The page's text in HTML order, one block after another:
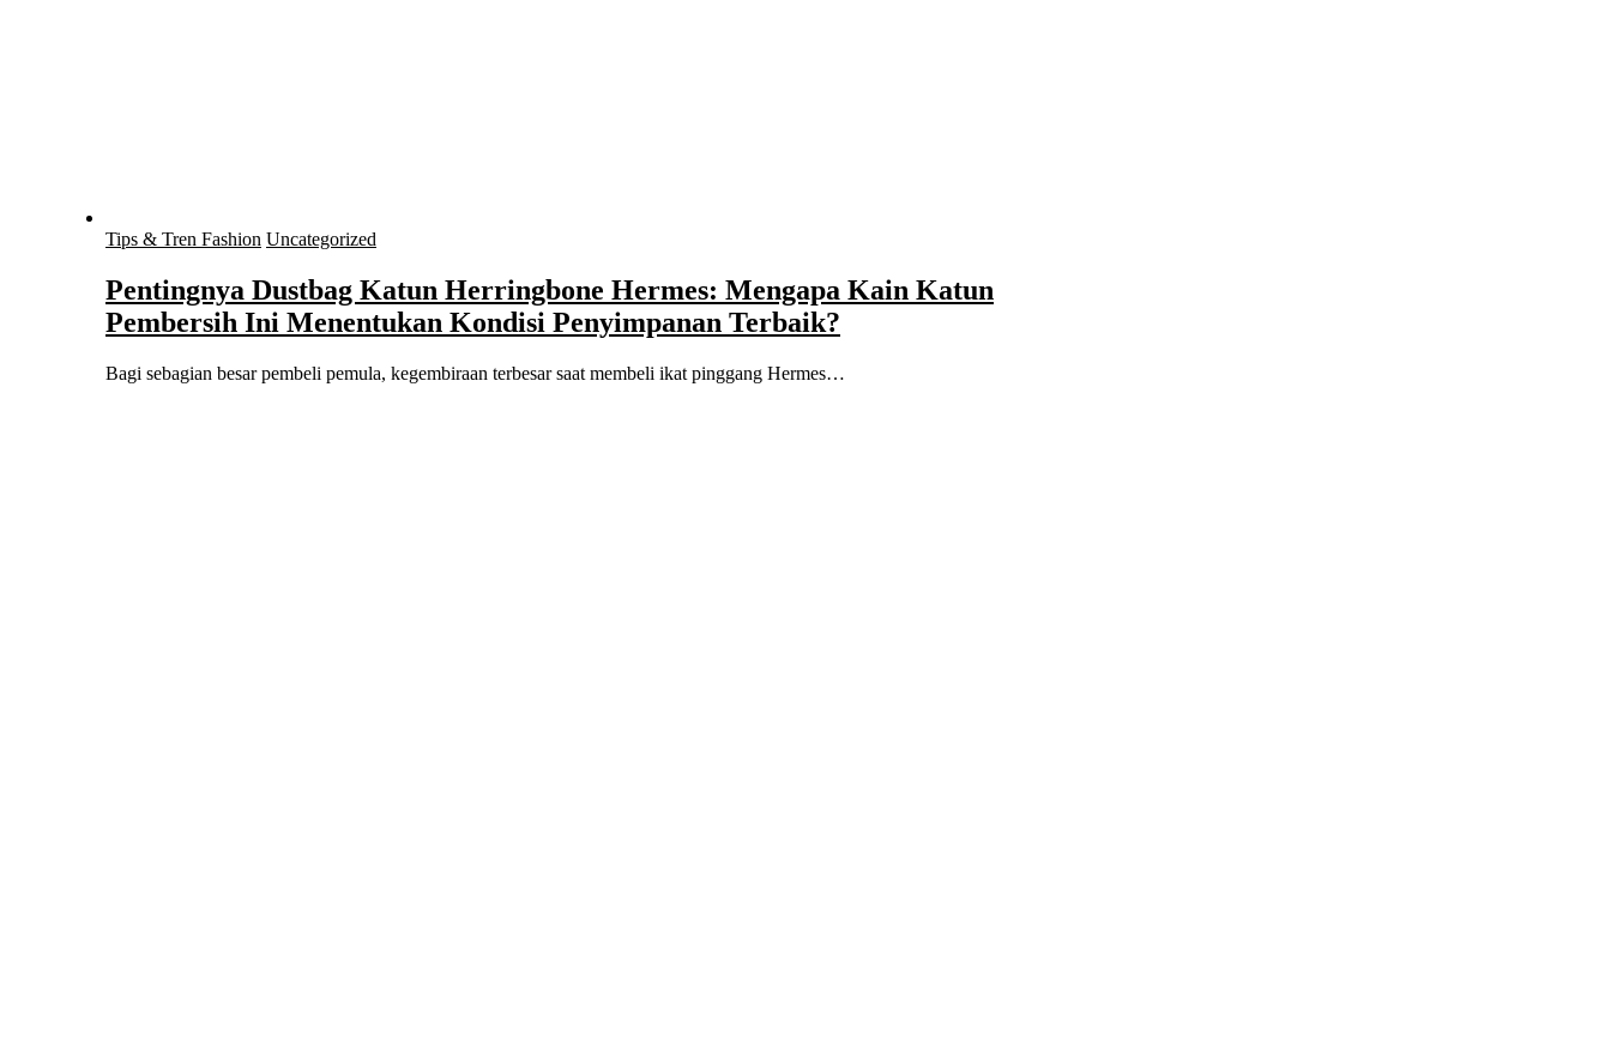
Tips & Tren Fashion Uncategorized
Pentingnya Dustbag Katun Herringbone Hermes: Mengapa Kain Katun
Pembersih Ini Menentukan Kondisi Penyimpanan Terbaik?
Bagi sebagian besar pembeli pemula, kegembiraan terbesar saat membeli ikat pinggang Hermes…